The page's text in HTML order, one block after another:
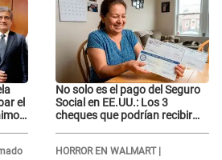
el
No solo es el pago del Seguro
Social en EE.UU.: Los 3
cheques que podrían recibir
HORROR EN WALMART |